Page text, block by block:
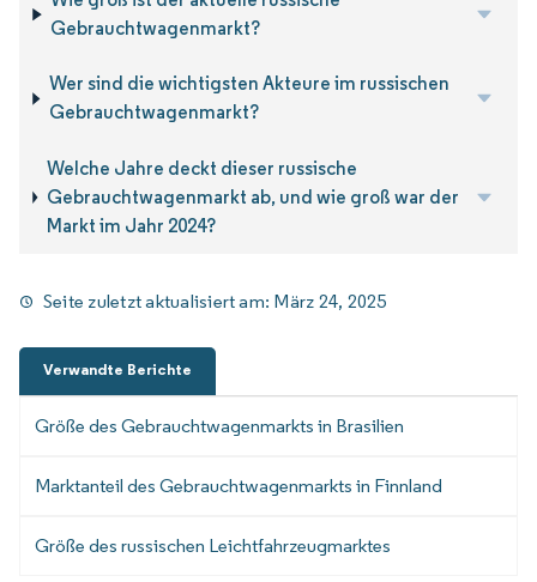
Gebrauchtwagenmarkt?
Wer sind die wichtigsten Akteure im russischen
Gebrauchtwagenmarkt?
Welche Jahre deckt dieser russische
Gebrauchtwagenmarkt ab, und wie groß war der
Markt im Jahr 2024?
Seite zuletzt aktualisiert am: März 24, 2025
Verwandte Berichte
Größe des Gebrauchtwagenmarkts in Brasilien
Marktanteil des Gebrauchtwagenmarkts in Finnland
Größe des russischen Leichtfahrzeugmarktes